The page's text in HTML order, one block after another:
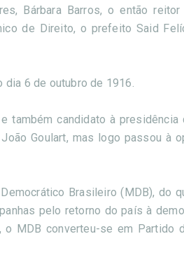
Bárbara Barros, o então
de Direito, o prefeito Said
dia 6 de outubro de 1916.
candidato à presidência
Goulart, mas logo passou à
Brasileiro (MDB), do
pelo retorno do país à
MDB converteu-se em Partido